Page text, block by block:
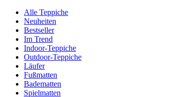
Alle Teppiche
Neuheiten
Bestseller
Im Trend
Indoor-Teppiche
Outdoor-Teppiche
Läufer
Fußmatten
Badematten
Spielmatten